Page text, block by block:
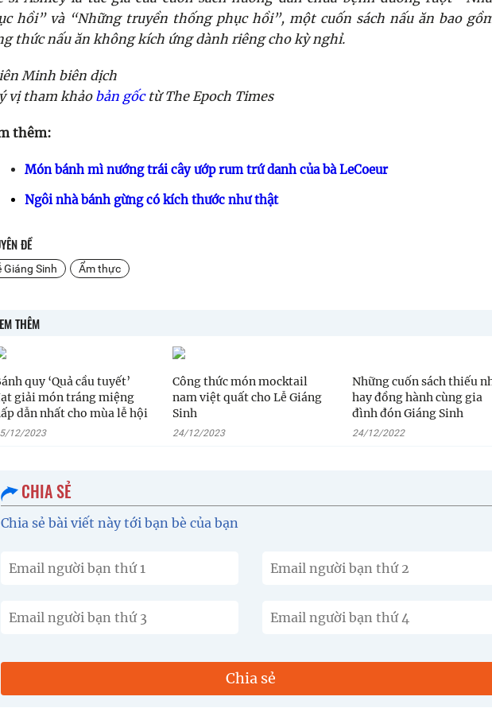
hồi” và “Những truyền thống phục hồi”, một cuốn sách nấu ăn bao
thức nấu ăn không kích ứng dành riêng cho kỳ nghỉ.
Minh biên dịch
vị tham khảobản gốctừ The Epoch Times
thêm:
Món bánh mì nướng trái cây ướp rum trứ danh của bà LeCoeur
Ngôi nhà bánh gừng có kích thước như thật
ĐỀ
Giáng Sinh Ẩm thực
THÊM
quy ‘Quả cầu tuyết’
giải món tráng miệng
dẫn nhất cho mùa lễ hội
12/2023
Công thức món mocktail
nam việt quất cho Lễ Giáng
Sinh
24/12/2023
Những cuốn sách thiếu
hay đồng hành cùng gia
đình đón Giáng Sinh
24/12/2022
CHIA SẺ
Chia sẻ bài viết này tới bạn bè của bạn
Chia sẻ